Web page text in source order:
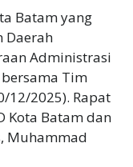
Batam yang
Daerah
Administrasi
Tim
12/2025). Rapat
Kota Batam dan
Muhammad